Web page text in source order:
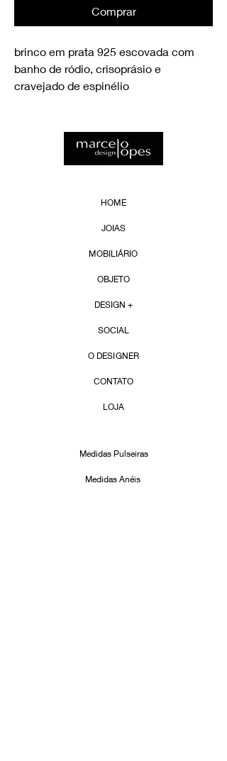
Comprar
brinco em prata 925 escovada com
banho de ródio, crisoprásio e
cravejado de espinélio
HOME
JOIAS
MOBILIÁRIO
OBJETO
DESIGN +
SOCIAL
O DESIGNER
CONTATO
LOJA
Medidas Pulseiras
Medidas Anéis